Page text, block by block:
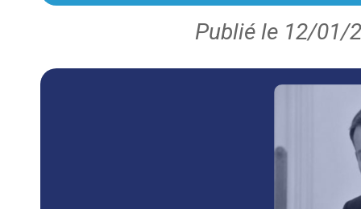
Publié le 12/01/